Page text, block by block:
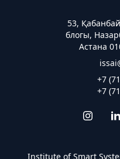
53,
блогы,
Астана
+7
+7
Institute of Smart